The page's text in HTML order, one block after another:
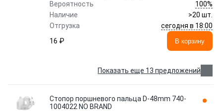
Вероятность
100%
Наличие
>20 шт.
Отгрузка
сегодня в 18:00
16 ₽
В корзину
Показать еще 13 предложений
Стопор поршневого пальца D-48mm 740-
1004022 NO BRAND